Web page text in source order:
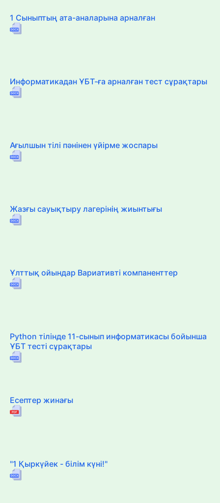
1 Сыныптың ата-аналарына арналған
Информатикадан ҰБТ-ға арналған тест сұрақтары
Ағылшын тілі пәнінен үйірме жоспары
Жазғы сауықтыру лагерінің жиынтығы
Ұлттық ойындар Вариативті компаненттер
Python тілінде 11-сынып информатикасы бойынша
ҰБТ тесті сұрақтары
Есептер жинағы
"1 Қыркүйек - білім күні!"